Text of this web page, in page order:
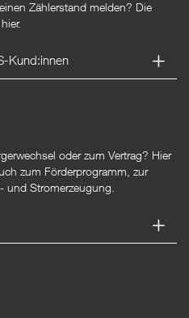
Zählerstand melden? Die
Kund:innen
oder zum Vertrag? Hier
zum Förderprogramm, zur
und Stromerzeugung.